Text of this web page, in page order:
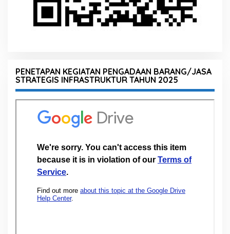
PENETAPAN KEGIATAN PENGADAAN BARANG/JASA
STRATEGIS INFRASTRUKTUR TAHUN 2025